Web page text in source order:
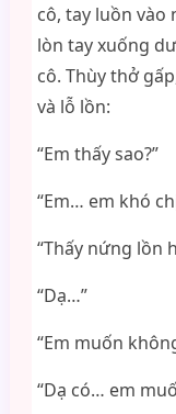
cô, tay luồn vào
lòn tay xuống
cô. Thùy thở
và lỗ lồn:
“Em thấy sao?”
“Em… em khó
“Thấy nứng lồn
“Dạ…”
“Em muốn
“Dạ có… em